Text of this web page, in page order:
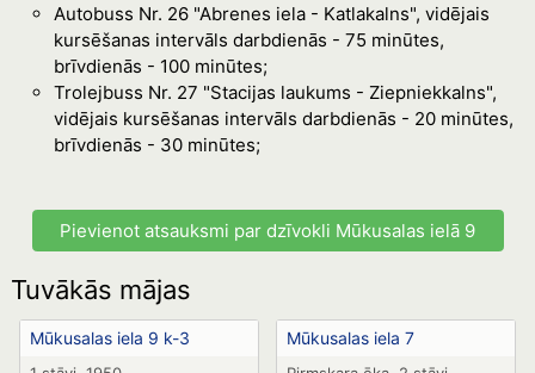
Autobuss Nr. 26 "Abrenes iela - Katlakalns", vidējais
kursēšanas intervāls darbdienās - 75 minūtes,
brīvdienās - 100 minūtes;
Trolejbuss Nr. 27 "Stacijas laukums - Ziepniekkalns",
vidējais kursēšanas intervāls darbdienās - 20 minūtes,
brīvdienās - 30 minūtes;
Pievienot atsauksmi par dzīvokli Mūkusalas ielā 9
Tuvākās mājas
Mūkusalas iela 9 k-3 Mūkusalas iela 7